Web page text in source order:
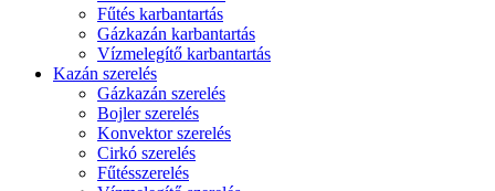
Fűtés karbantartás
Gázkazán karbantartás
Vízmelegítő karbantartás
Kazán szerelés
Gázkazán szerelés
Bojler szerelés
Konvektor szerelés
Cirkó szerelés
Fűtésszerelés